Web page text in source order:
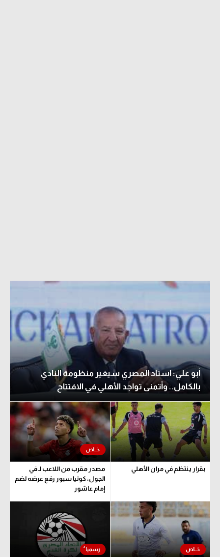
أبو علي: استاد المصري سيغير منظومة النادي
بالكامل.. وأتمنى تواجد الأهلي في الافتتاح
بقرار ينتظم في مران الأهلي
مصدر مقرب من اللاعب لـ في
الجول: كونيا سبور رفع عرضه لضم
إمام عاشور